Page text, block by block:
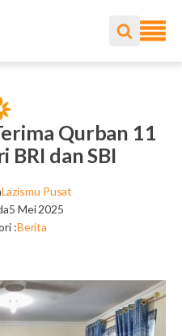
Qurban 11
BRI dan SBI
Lazismu Pusat
5 Mei 2025
:Berita